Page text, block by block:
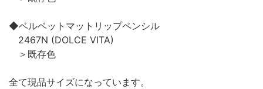
◆ベルベットマットリップペンシル
2467N (DOLCE VITA)
＞既存色
全て現品サイズになっています。